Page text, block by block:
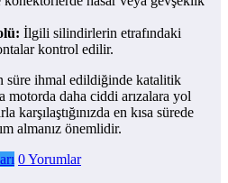
İlgili silindirlerin etrafındaki
kontrol edilir.
süre ihmal edildiğinde katalitik
daha ciddi arızalara yol
karşılaştığınızda en kısa sürede
almanız önemlidir.
0 Yorumlar